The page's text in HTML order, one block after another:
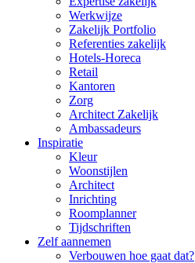
Werkwijze
Zakelijk Portfolio
Referenties zakelijk
Hotels-Horeca
Retail
Kantoren
Zorg
Architect Zakelijk
Ambassadeurs
Inspiratie
Kleur
Woonstijlen
Architect
Inrichting
Roomplanner
Tijdschriften
Zelf aannemen
Verbouwen hoe gaat dat?